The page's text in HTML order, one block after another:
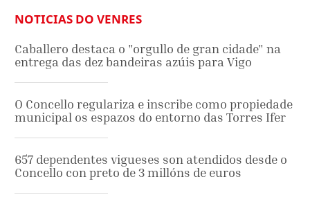
NOTICIAS DO VENRES
Caballero destaca o "orgullo de gran cidade" na
entrega das dez bandeiras azúis para Vigo
O Concello regulariza e inscribe como propiedade
municipal os espazos do entorno das Torres Ifer
657 dependentes vigueses son atendidos desde o
Concello con preto de 3 millóns de euros